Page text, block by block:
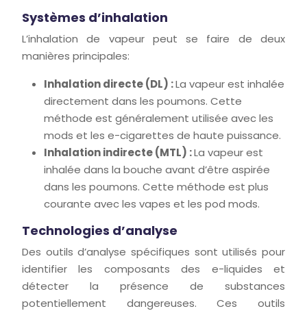
Systèmes d’inhalation
L’inhalation de vapeur peut se faire de deux
manières principales:
Inhalation directe (DL) :La vapeur est inhalée
directement dans les poumons. Cette
méthode est généralement utilisée avec les
mods et les e-cigarettes de haute puissance.
Inhalation indirecte (MTL) :La vapeur est
inhalée dans la bouche avant d’être aspirée
dans les poumons. Cette méthode est plus
courante avec les vapes et les pod mods.
Technologies d’analyse
Des outils d’analyse spécifiques sont utilisés pour
identifier les composants des e-liquides et
détecter la présence de substances
potentiellement dangereuses. Ces outils